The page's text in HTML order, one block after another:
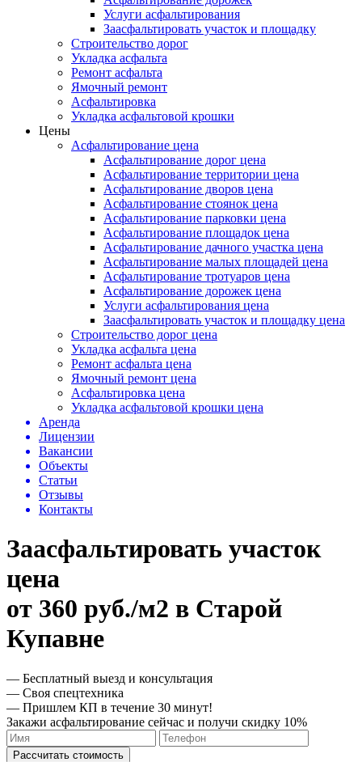
Услуги асфальтирования
Заасфальтировать участок и площадку
Строительство дорог
Укладка асфальта
Ремонт асфальта
Ямочный ремонт
Асфальтировка
Укладка асфальтовой крошки
Цены
Асфальтирование цена
Асфальтирование дорог цена
Асфальтирование территории цена
Асфальтирование дворов цена
Асфальтирование стоянок цена
Асфальтирование парковки цена
Асфальтирование площадок цена
Асфальтирование дачного участка цена
Асфальтирование малых площадей цена
Асфальтирование тротуаров цена
Асфальтирование дорожек цена
Услуги асфальтирования цена
Заасфальтировать участок и площадку цена
Строительство дорог цена
Укладка асфальта цена
Ремонт асфальта цена
Ямочный ремонт цена
Асфальтировка цена
Укладка асфальтовой крошки цена
Аренда
Лицензии
Вакансии
Объекты
Статьи
Отзывы
Контакты
Заасфальтировать участок
цена
от 360 руб./м2 в Старой
Купавне
— Бесплатный выезд и консультация
— Своя спецтехника
— Пришлем КП в течение 30 минут!
Закажи асфальтирование сейчас и получи скидку 10%
Рассчитать стоимость